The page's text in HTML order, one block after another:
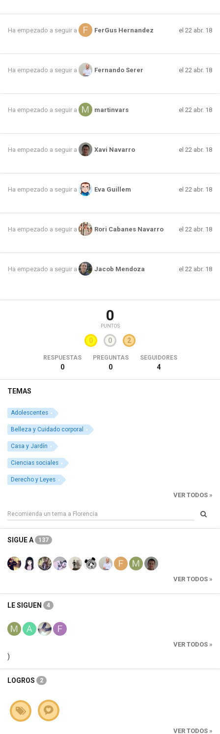
Ha empezado a seguir a FerGus Hernandez el 22 abr. 18
Ha empezado a seguir a Fernando Serer el 22 abr. 18
Ha empezado a seguir a martinvars el 22 abr. 18
Ha empezado a seguir a Xavi Navarro el 22 abr. 18
Ha empezado a seguir a Eva Guillem el 22 abr. 18
Ha empezado a seguir a Rori Cabanes Navarro el 22 abr. 18
Ha empezado a seguir a Jacob Mendoza el 22 abr. 18
0
PUNTOS
0 0 2
RESPUESTAS
0
PREGUNTAS
0
SEGUIDORES
4
TEMAS
Adolescentes
Belleza y Cuidado corporal
Casa y Jardín
Ciencias sociales
Derecho y Leyes
VER TODOS »
SIGUE A 137
VER TODOS »
LE SIGUEN 4
VER TODOS »
)
LOGROS 2
VER TODOS »